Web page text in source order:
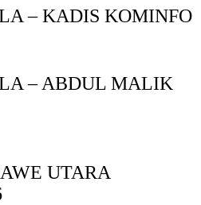
– KADIS KOMINFO
– ABDUL MALIK
UTARA